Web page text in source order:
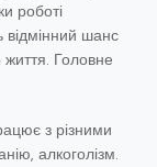
роботі
відмінний шанс
життя. Головне
з різними
алкоголізм.